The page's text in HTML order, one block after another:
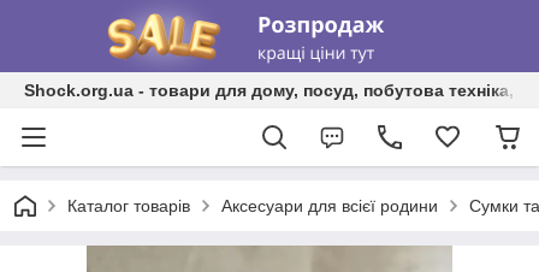
Shock.org.ua - товари для дому, посуд, побутова техніка,
Каталог товарів Аксесуари для всієї родини Сумки